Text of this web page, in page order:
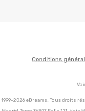
Conditions
1999-2026 eDreams. Tous droits